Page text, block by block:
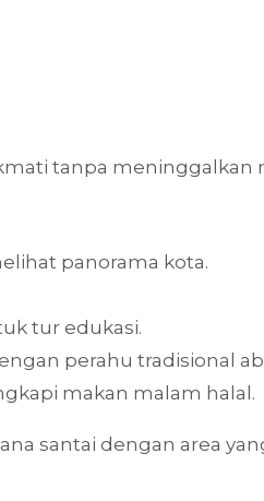
tanpa meninggalkan
panorama kota.
tur edukasi.
perahu tradisional
makan malam halal.
santai dengan area